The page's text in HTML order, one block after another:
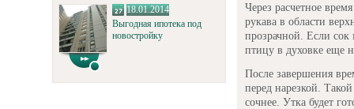
18.01.2014
Выгодная ипотека под
новостройку
Через расчетное
рукава в области
прозрачной. Если сок
птицу в духовке еще
После завершения
перед нарезкой.
сочнее. Утка будет